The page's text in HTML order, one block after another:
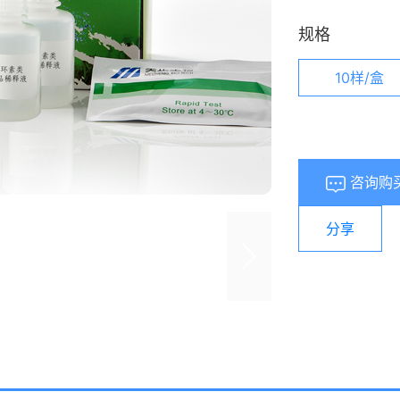
规格
10样/盒
咨询购
分享